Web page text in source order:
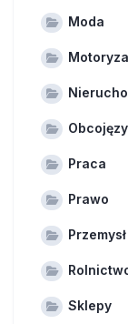
Moda
Praca
Prawo
Przemysł
Sklepy